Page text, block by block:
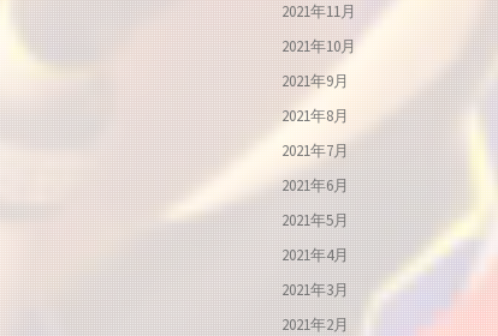
2021年11月
2021年10月
2021年9月
2021年8月
2021年7月
2021年6月
2021年5月
2021年4月
2021年3月
2021年2月